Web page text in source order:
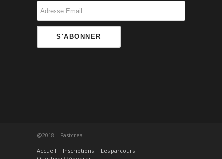
@2018 - Fastcrea
Accueil Inscriptions
Les parcours